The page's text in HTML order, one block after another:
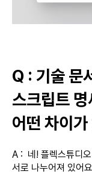
Q : 기술
스크립트
어떤 차이
A : 네! 플렉스튜디
서로 나누어져 있어